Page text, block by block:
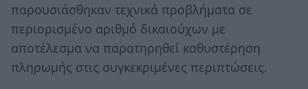
παρουσιάσθηκαν τεχνικά προβλήματα σε
περιορισμένο αριθμό δικαιούχων με
αποτέλεσμα να παρατηρηθεί καθυστέρηση
πληρωμής στις συγκεκριμένες περιπτώσεις.